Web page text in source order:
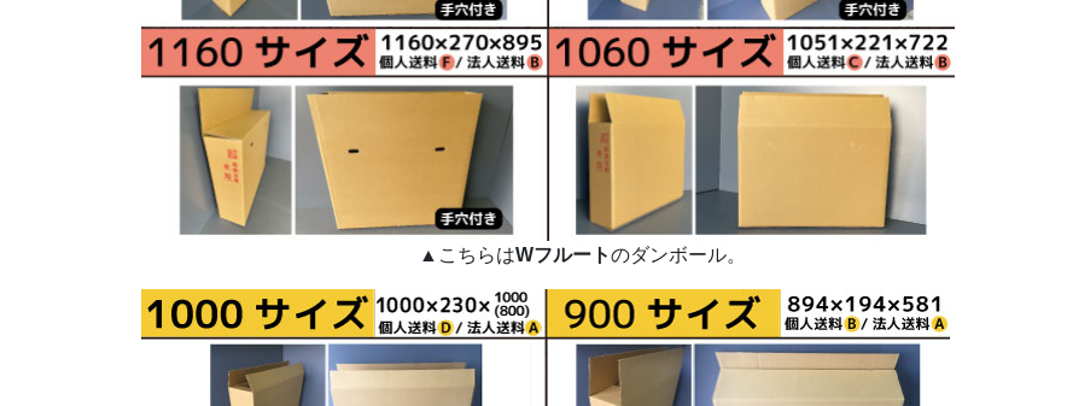
▲こちらはWフルートのダンボール。